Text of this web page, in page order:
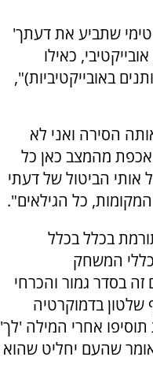
שתביע את דעתך'
כאילו
באובייקטיביות)",
הסירה ואני לא
אכפת מהמצב כאן כל
הביטול של דעתי
כל הגילאים".
בכלל בכלל
המשחק
בסדר גמור והכרחי
בדמוקרטיה
תוסיפו אחרי המילה 'לך'
שהעם יחליט שהוא